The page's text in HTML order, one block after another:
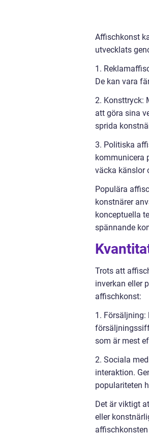
Affischkonst
utvecklats
1.
De kan vara
2. Konsttryck:
att göra sina
sprida
3. Politiska
kommunicera
väcka känslor
Populära
konstnärer
konceptuella
spännande
Trots att
inverkan eller
affischkonst:
1.
som är mest
2. Sociala
interaktion.
populariteten
Det är viktigt
eller